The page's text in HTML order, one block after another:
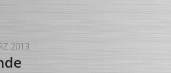
2013